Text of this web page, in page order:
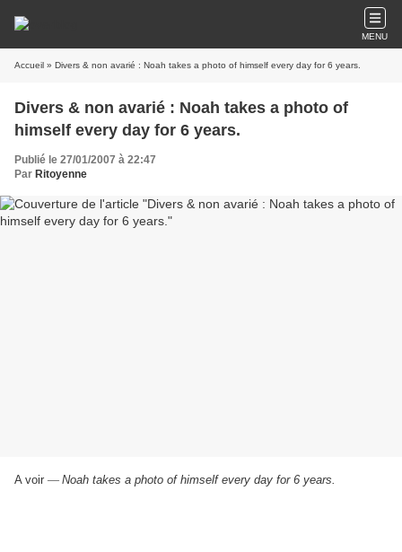
MENU
Accueil » Divers & non avarié : Noah takes a photo of himself every day for 6 years.
Divers & non avarié : Noah takes a photo of
himself every day for 6 years.
Publié le 27/01/2007 à 22:47
Par Ritoyenne
A voir — Noah takes a photo of himself every day for 6 years.